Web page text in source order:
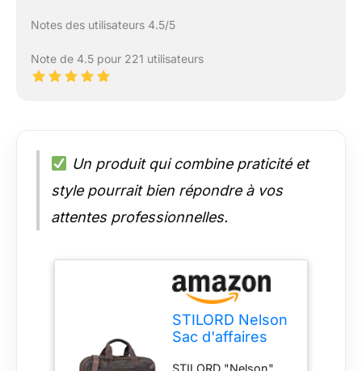
Notes des utilisateurs 4.5/5
Note de 4.5 pour 221 utilisateurs
Un produit qui combine praticité et
style pourrait bien répondre à vos
attentes professionnelles.
STILORD Nelson
Sac d'affaires
STILORD "Nelson"